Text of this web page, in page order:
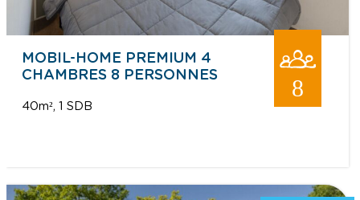
MOBIL-HOME PREMIUM 4
CHAMBRES 8 PERSONNES
40m² 1 SDB
8